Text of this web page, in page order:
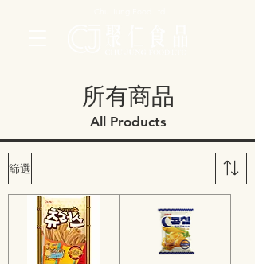
​所有商品
All Products
篩選